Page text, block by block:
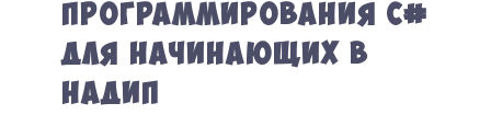
программирования C#
для начинающих в
НАДИП